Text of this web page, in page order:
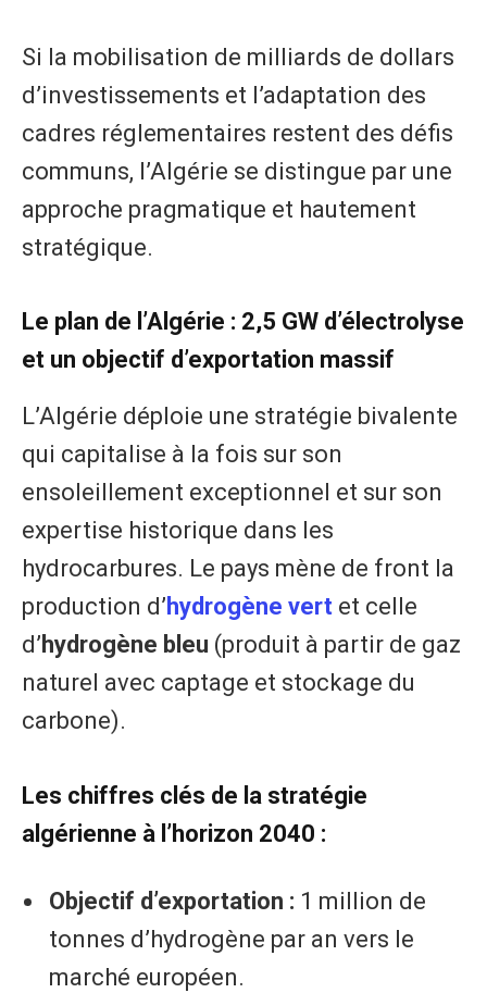
​Si la mobilisation de milliards de dollars
d’investissements et l’adaptation des
cadres réglementaires restent des défis
communs, l’Algérie se distingue par une
approche pragmatique et hautement
stratégique.
​Le plan de l’Algérie : 2,5 GW d’électrolyse
et un objectif d’exportation massif
​L’Algérie déploie une stratégie bivalente
qui capitalise à la fois sur son
ensoleillement exceptionnel et sur son
expertise historique dans les
hydrocarbures. Le pays mène de front la
production d’ hydrogène vert et celle
d’ hydrogène bleu (produit à partir de gaz
naturel avec captage et stockage du
carbone).
​Les chiffres clés de la stratégie
algérienne à l’horizon 2040 :
Objectif d’exportation : 1 million de
tonnes d’hydrogène par an vers le
marché européen.